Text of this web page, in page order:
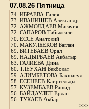
07.08.26 Пятница
74. ИБРАЕВА Галия
73. ИВАНИЩЕВ Александр
72. АЖМОЛДАЕВ Магауия
72. САПАРОВ Табылгали
70. ЕССЕ Анатолий
70. МАКУЛБЕКОВ Баглан
69. БИТЕБАЕВ Орал
69. НАДЫРБАЕВ Акбатыр
63. ГАЛИЕВА Дина
60. ТЛЕУХАН Бекболат
59. АЛИМБЕТОВА Бахшагул
58. ЕСЕНЕЕВ Каиргельды
57. КУЗЕМБАЕВ Рашид
56. БАЙДАУЛЕТ Ерлан
56. ТУКАЕВ Акбар
>>>